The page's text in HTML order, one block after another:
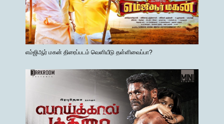
எம்ஜிஆர் மகன் திரைப்படம் வெளியீடு தள்ளிவைப்பா?